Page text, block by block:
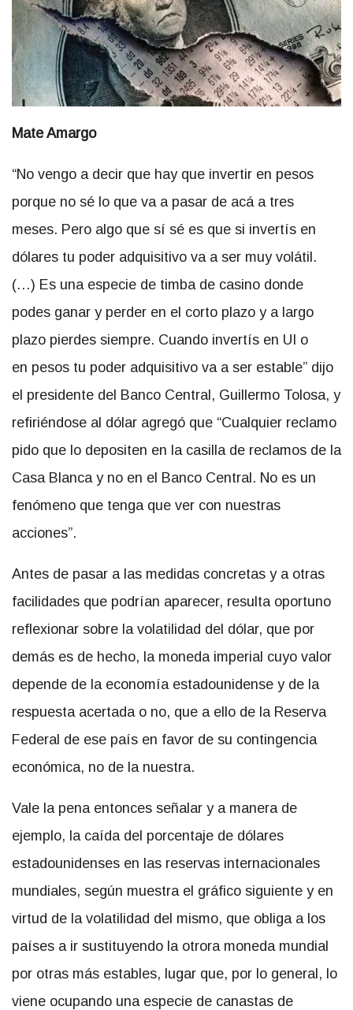
Mate Amargo
“No vengo a decir que hay que invertir en pesos
porque no sé lo que va a pasar de acá a tres
meses. Pero algo que sí sé es que si invertís en
dólares tu poder adquisitivo va a ser muy volátil.
(…) Es una especie de timba de casino donde
podes ganar y perder en el corto plazo y a largo
plazo pierdes siempre. Cuando invertís en UI o
en pesos tu poder adquisitivo va a ser estable” dijo
el presidente del Banco Central, Guillermo Tolosa, y
refiriéndose al dólar agregó que “Cualquier reclamo
pido que lo depositen en la casilla de reclamos de la
Casa Blanca y no en el Banco Central. No es un
fenómeno que tenga que ver con nuestras
acciones”.
Antes de pasar a las medidas concretas y a otras
facilidades que podrían aparecer, resulta oportuno
reflexionar sobre la volatilidad del dólar, que por
demás es de hecho, la moneda imperial cuyo valor
depende de la economía estadounidense y de la
respuesta acertada o no, que a ello de la Reserva
Federal de ese país en favor de su contingencia
económica, no de la nuestra.
Vale la pena entonces señalar y a manera de
ejemplo, la caída del porcentaje de dólares
estadounidenses en las reservas internacionales
mundiales, según muestra el gráfico siguiente y en
virtud de la volatilidad del mismo, que obliga a los
países a ir sustituyendo la otrora moneda mundial
por otras más estables, lugar que, por lo general, lo
viene ocupando una especie de canastas de